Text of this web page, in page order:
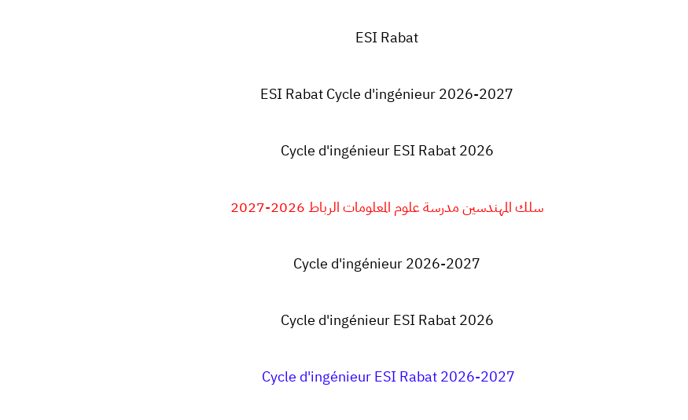
ESI Rabat
ESI Rabat Cycle d'ingénieur 2026-2027
Cycle d'ingénieur ESI Rabat 2026
سلك المهندسين مدرسة علوم المعلومات الرباط 2026-2027
Cycle d'ingénieur 2026-2027
Cycle d'ingénieur ESI Rabat 2026
Cycle d'ingénieurESI Rabat2026-2027